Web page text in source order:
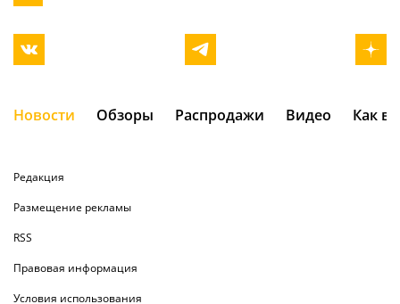
Новости Обзоры Распродажи Видео Как
Редакция
Размещение рекламы
RSS
Правовая информация
Условия использования